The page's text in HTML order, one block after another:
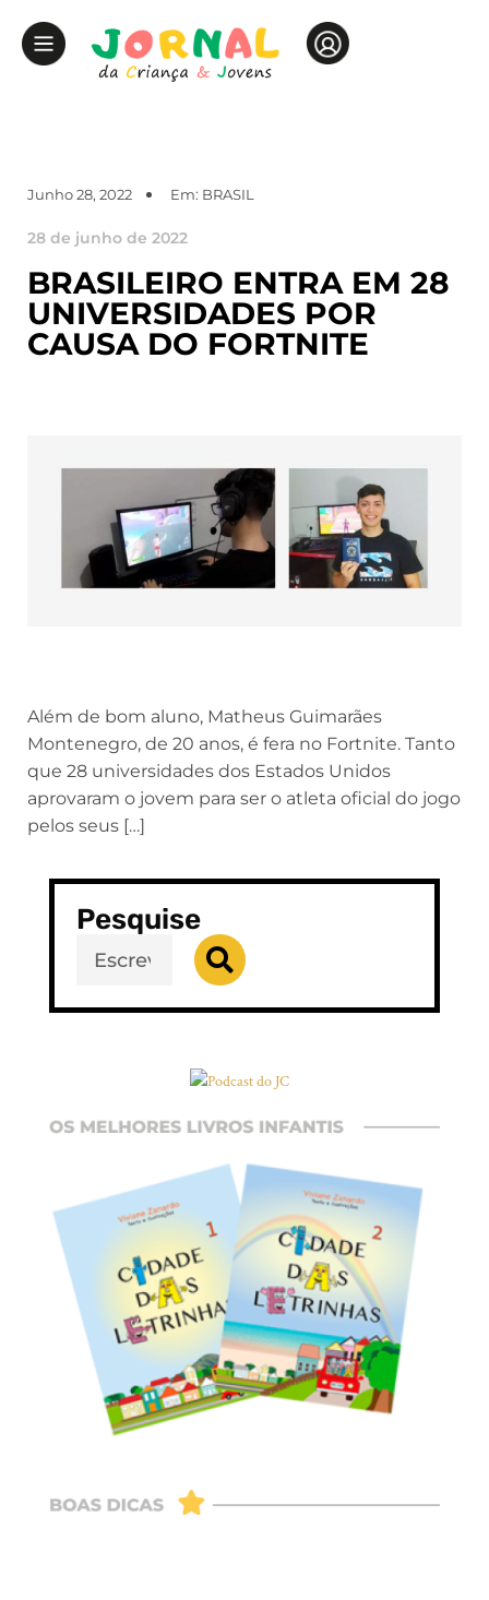
Junho 28, 2022 Em: BRASIL
28 de junho de 2022
BRASILEIRO ENTRA EM 28
UNIVERSIDADES POR
CAUSA DO FORTNITE
Além de bom aluno, Matheus Guimarães
Montenegro, de 20 anos, é fera no Fortnite. Tanto
que 28 universidades dos Estados Unidos
aprovaram o jovem para ser o atleta oficial do jogo
pelos seus […]
Pesquise